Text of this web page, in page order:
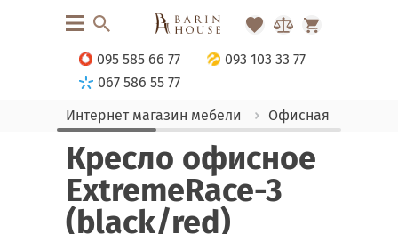
095 585 66 77
093 103 33 77
067 586 55 77
Интернет магазин мебели
Офисная мебель
Кресло офисное
ExtremeRace-3
(black/red)